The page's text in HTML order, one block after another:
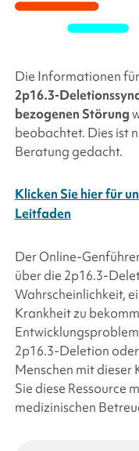
Die Informationen
2p16.3-
bezogenen Störung
beobachtet. Dies ist
Beratung gedacht.
Klicken Sie hier für
Leitfaden
Der Online-
über die 2p16.3-
Wahrscheinlichkeit,
Krankheit zu
2p16.3-Deletion
Menschen mit dieser
Sie diese Ressource
medizinischen